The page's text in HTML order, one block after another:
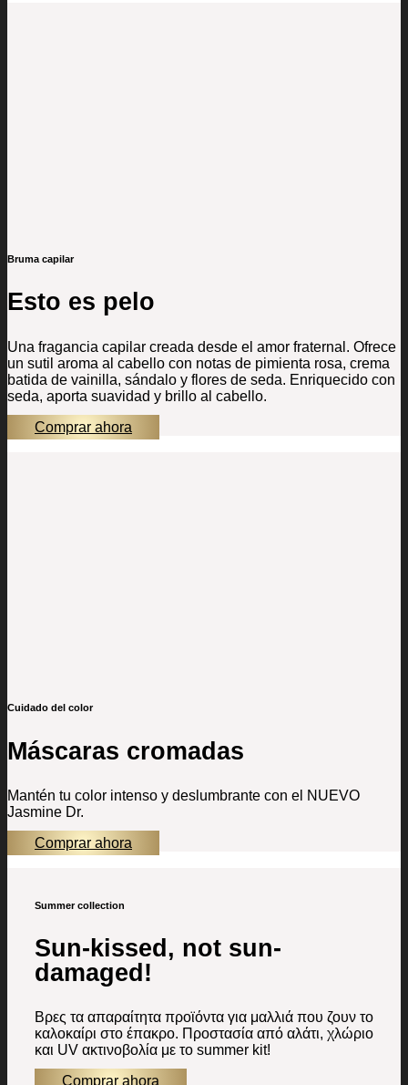
Bruma capilar
Esto es pelo
Una fragancia capilar creada desde el amor fraternal. Ofrece
un sutil aroma al cabello con notas de pimienta rosa, crema
batida de vainilla, sándalo y flores de seda. Enriquecido con
seda, aporta suavidad y brillo al cabello.
Comprar ahora
Cuidado del color
Máscaras cromadas
Mantén tu color intenso y deslumbrante con el NUEVO
Jasmine Dr.
Comprar ahora
Summer collection
Sun-kissed, not sun-
damaged!
Βρες τα απαραίτητα προϊόντα για μαλλιά που ζουν το
καλοκαίρι στο έπακρο. Προστασία από αλάτι, χλώριο
και UV ακτινοβολία με το summer kit!
Comprar ahora